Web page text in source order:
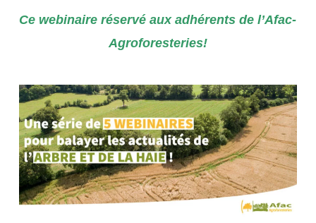
Ce webinaire réservé aux adhérents de l’Afac-
Agroforesteries!